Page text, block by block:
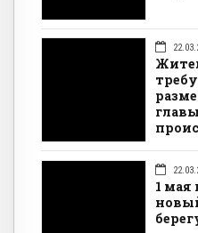
1 мая